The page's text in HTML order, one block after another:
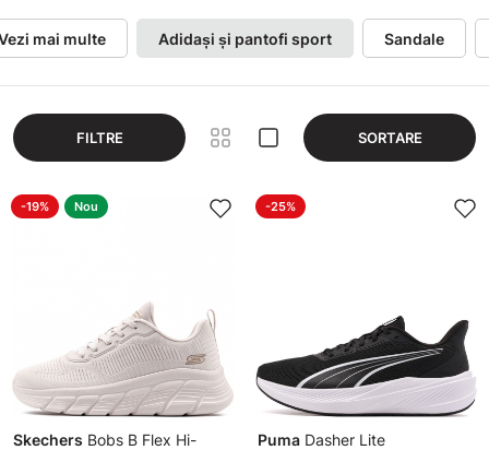
mai multe Adidași și pantofi sport Sandale
FILTRE SORTARE
-19% Nou
Skechers Bobs B Flex Hi-
-25%
Puma Dasher Lite